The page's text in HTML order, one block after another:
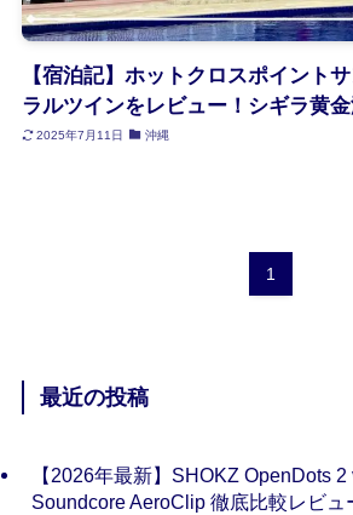
【宿泊記】ホットクロスポイント
ラルツインをレビュー！シギラ黄
2025年7月11日 沖縄
1
最近の投稿
【2026年最新】SHOKZ OpenDots 2
Soundcore AeroClip 徹底比較レビュ